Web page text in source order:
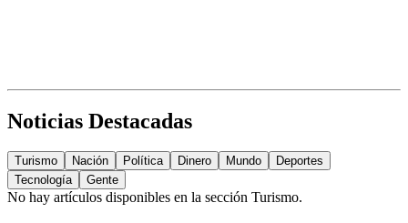
Noticias Destacadas
Turismo Nación Política Dinero Mundo
Deportes
Tecnología
Gente
No hay artículos disponibles en la sección Turismo.